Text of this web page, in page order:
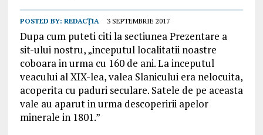
POSTED BY: REDACȚIA 3 SEPTEMBRIE 2017
Dupa cum puteti citi la sectiunea Prezentare a
sit-ului nostru, „inceputul localitatii noastre
coboara in urma cu 160 de ani. La inceputul
veacului al XIX-lea, valea Slanicului era nelocuita,
acoperita cu paduri seculare. Satele de pe aceasta
vale au aparut in urma descoperirii apelor
minerale in 1801.”